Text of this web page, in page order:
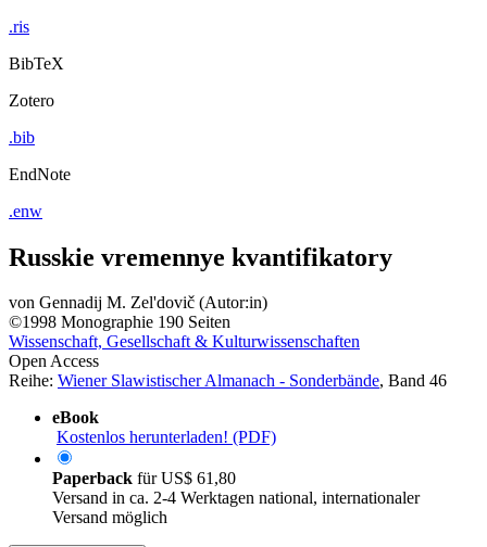
.ris
BibTeX
Zotero
.bib
EndNote
.enw
Russkie vremennye kvantifikatory
von Gennadij M. Zel'dovič (Autor:in)
©1998 Monographie 190 Seiten
Wissenschaft, Gesellschaft & Kulturwissenschaften
Open Access
Reihe: Wiener Slawistischer Almanach - Sonderbände, Band 46
eBook
Kostenlos herunterladen! (PDF)
Paperback fürUS$ 61,80
Versand in ca. 2-4 Werktagen national, internationaler
Versand möglich